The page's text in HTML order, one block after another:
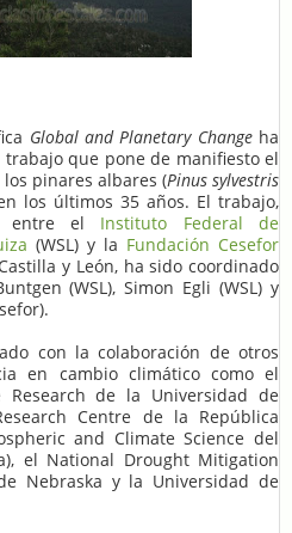
Global and Planetary Changeha
que pone de manifiesto el
pinares albares (Pinus sylvestris
los últimos 35 años. El trabajo,
entre el Instituto Federal de
(WSL) y la Fundación Cesefor
y León, ha sido coordinado
(WSL), Simon Egli (WSL) y
con la colaboración de otros
en cambio climático como el
Research de la Universidad de
Centre de la República
and Climate Science del
el National Drought Mitigation
Nebraska y la Universidad de